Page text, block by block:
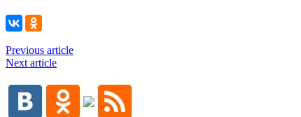
Previous article
Next article